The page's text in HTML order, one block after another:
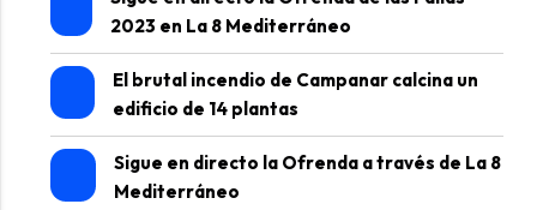
2023 en La 8 Mediterráneo
El brutal incendio de Campanar calcina un
edificio de 14 plantas
Sigue en directo la Ofrenda a través de La 8
Mediterráneo